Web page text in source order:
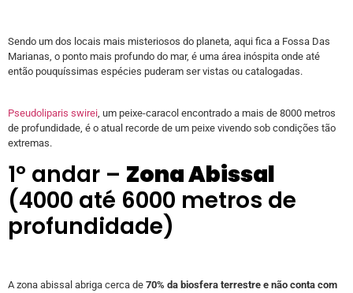
Sendo um dos locais mais misteriosos do planeta, aqui fica a Fossa Das
Marianas, o ponto mais profundo do mar, é uma área inóspita onde até
então pouquíssimas espécies puderam ser vistas ou catalogadas.
Pseudoliparis swirei , um peixe-caracol encontrado a mais de 8000 metros
de profundidade, é o atual recorde de um peixe vivendo sob condições tão
extremas.
1º andar – Zona Abissal
(4000 até 6000 metros de
profundidade)
A zona abissal abriga cerca de 70% da biosfera terrestre e não conta com